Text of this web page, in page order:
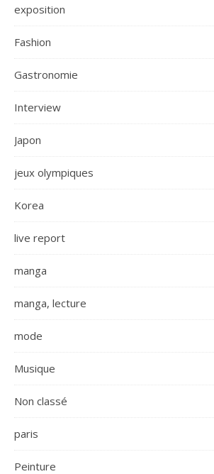
exposition
Fashion
Gastronomie
Interview
Japon
jeux olympiques
Korea
live report
manga
manga, lecture
mode
Musique
Non classé
paris
Peinture